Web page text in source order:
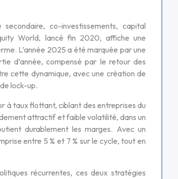
co-investissements, capital
World, lancé fin 2020, affiche une
L’année 2025 a été marquée par une
d’année, compensé par le retour des
cette dynamique, avec une création de
lock-up.
à taux flottant, ciblant des entreprises du
attractif et faible volatilité, dans un
durablement les marges. Avec un
entre 5 % et 7 % sur le cycle, tout en
récurrentes, ces deux stratégies